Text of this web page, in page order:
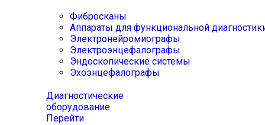
Фибросканы
Аппараты для функциональной
Электронейромиографы
Электроэнцефалографы
Эндоскопические системы
Эхоэнцефалографы
Диагностические
оборудование
Перейти